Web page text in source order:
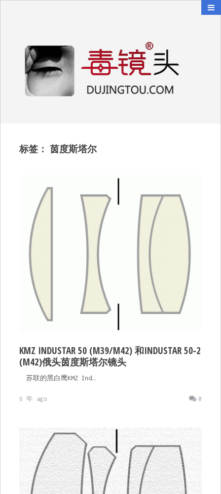
标签： 茵度斯塔尔
KMZ INDUSTAR 50 (M39/M42) 和INDUSTAR 50-2
(M42)俄头茵度斯塔尔镜头
苏联的黑白鹰KMZ Ind…
0
6 年 ago